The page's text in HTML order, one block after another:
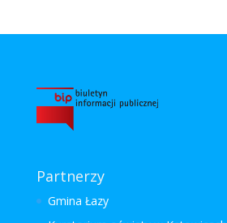
Partnerzy
Gmina Łazy